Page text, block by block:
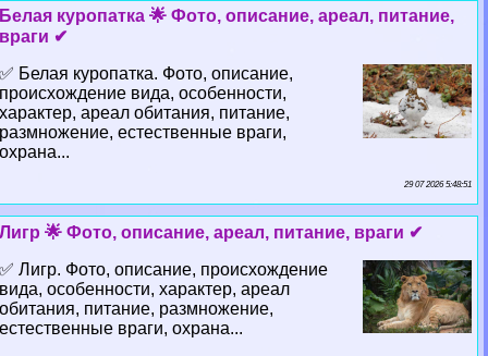
Белая куропатка 🌟 Фото, описание, ареал, питание,
враги ✔
✅ Белая куропатка. Фото, описание,
происхождение вида, особенности,
хаpaктер, ареал обитания, питание,
размножение, естественные враги,
охрана...
29 07 2026 5:48:51
Лигр 🌟 Фото, описание, ареал, питание, враги ✔
✅ Лигр. Фото, описание, происхождение
вида, особенности, хаpaктер, ареал
обитания, питание, размножение,
естественные враги, охрана...